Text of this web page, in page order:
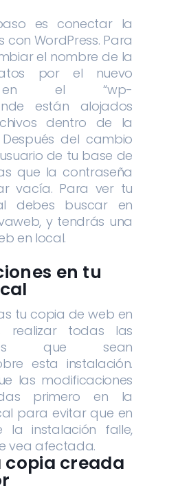
es conectar la
WordPress. Para
el nombre de la
por el nuevo
en el “wp-
están alojados
dentro de la
del cambio
usuario de tu base de
que la contraseña
vacía. Para ver tu
debes buscar en
y tendrás una
en local.
en tu
tu copia de web en
realizar todas las
que sean
esta instalación.
las modificaciones
primero en la
para evitar que en
la instalación falle,
vea afectada.
copia creada